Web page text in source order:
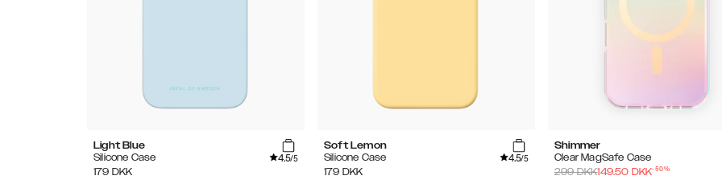
Light Blue
Silicone Case
4.5/5
179 DKK
Soft Lemon
Silicone Case
4.5/5
179 DKK
Shimmer
Clear MagSafe Case
299DKK149.50 DKK-50%